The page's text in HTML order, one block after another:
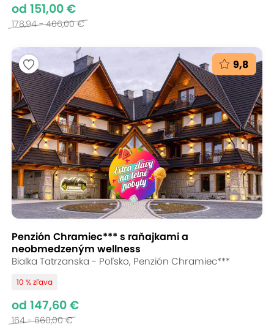
od 151,00 €
178,94 - 406,00 €
9,8
Penzión Chramiec*** s raňajkami a
neobmedzeným wellness
Bialka Tatrzanska - Poľsko, Penzión Chramiec***
10 % zľava
od 147,60 €
164 - 660,00 €